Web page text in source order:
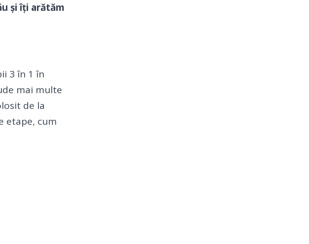
și îți arătăm
3 în 1 în
mai multe
de la
etape, cum